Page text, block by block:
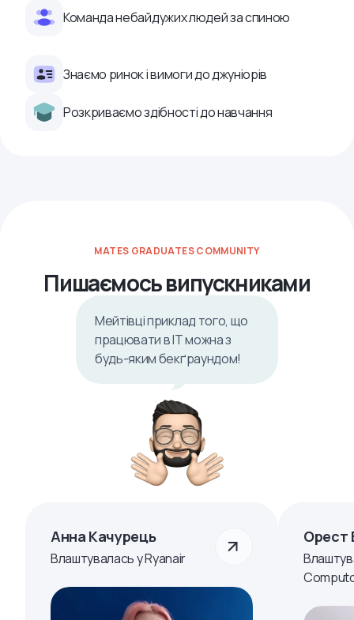
Команда небайдужих людей за спиною
Знаємо ринок і вимоги до джуніорів
Розкриваємо здібності до навчання
MATES GRADUATES COMMUNITY
Пишаємось випускниками
Мейтівці приклад того, що
працювати в ІТ можна з
будь-яким бекґраундом!
Анна Качурець
Влаштувалась у Ryanair
Орест